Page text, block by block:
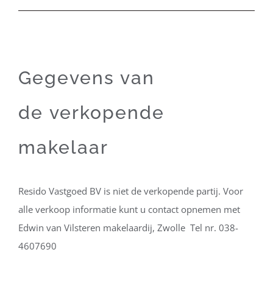
Gegevens van
de verkopende
makelaar
Resido Vastgoed BV is niet de verkopende partij. Voor
alle verkoop informatie kunt u contact opnemen met
Edwin van Vilsteren makelaardij, Zwolle Tel nr. 038-
4607690